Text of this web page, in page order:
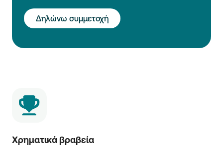
Δηλώνω συμμετοχή
Χρηματικά βραβεία